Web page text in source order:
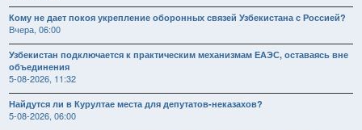
Кому не дает покоя укрепление оборонных связей Узбекистана с Россией?
Вчера, 06:00
Узбекистан подключается к практическим механизмам ЕАЭС, оставаясь вне
объединения
5-08-2026, 11:32
Найдутся ли в Курултае места для депутатов-неказахов?
5-08-2026, 06:00